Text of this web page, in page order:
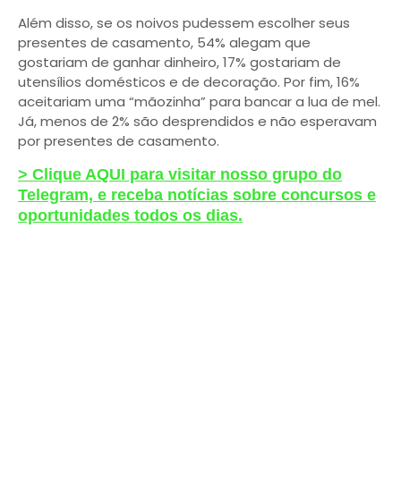
Além disso, se os noivos pudessem escolher seus
presentes de casamento, 54% alegam que
gostariam de ganhar dinheiro, 17% gostariam de
utensílios domésticos e de decoração. Por fim, 16%
aceitariam uma “mãozinha” para bancar a lua de mel.
Já, menos de 2% são desprendidos e não esperavam
por presentes de casamento.
> Clique AQUI para visitar nosso grupo do
Telegram, e receba notícias sobre concursos e
oportunidades todos os dias.